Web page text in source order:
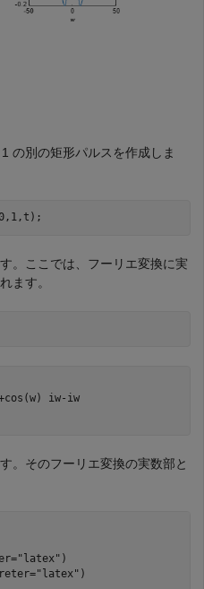
の別の矩形パルスを作成しま
。ここでは、フーリエ変換に実
ます。
cos (w) iw- iw
。そのフーリエ変換の実数部と
"latex" )
"latex" )